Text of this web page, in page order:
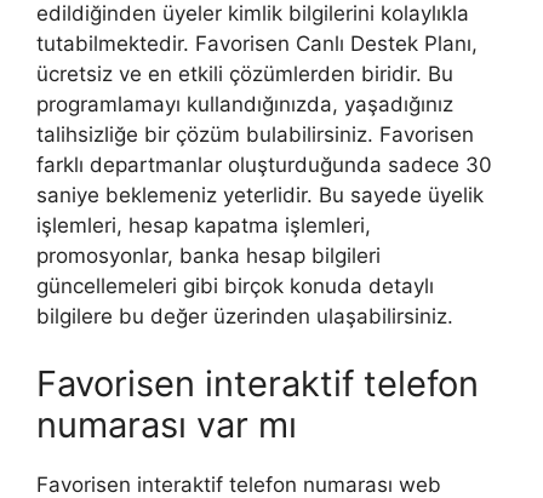
edildiğinden üyeler kimlik bilgilerini kolaylıkla
tutabilmektedir. Favorisen Canlı Destek Planı,
ücretsiz ve en etkili çözümlerden biridir. Bu
programlamayı kullandığınızda, yaşadığınız
talihsizliğe bir çözüm bulabilirsiniz. Favorisen
farklı departmanlar oluşturduğunda sadece 30
saniye beklemeniz yeterlidir. Bu sayede üyelik
işlemleri, hesap kapatma işlemleri,
promosyonlar, banka hesap bilgileri
güncellemeleri gibi birçok konuda detaylı
bilgilere bu değer üzerinden ulaşabilirsiniz.
Favorisen interaktif telefon
numarası var mı
Favorisen interaktif telefon numarası web